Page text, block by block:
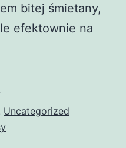
bitej śmietany,
efektownie na
Uncategorized